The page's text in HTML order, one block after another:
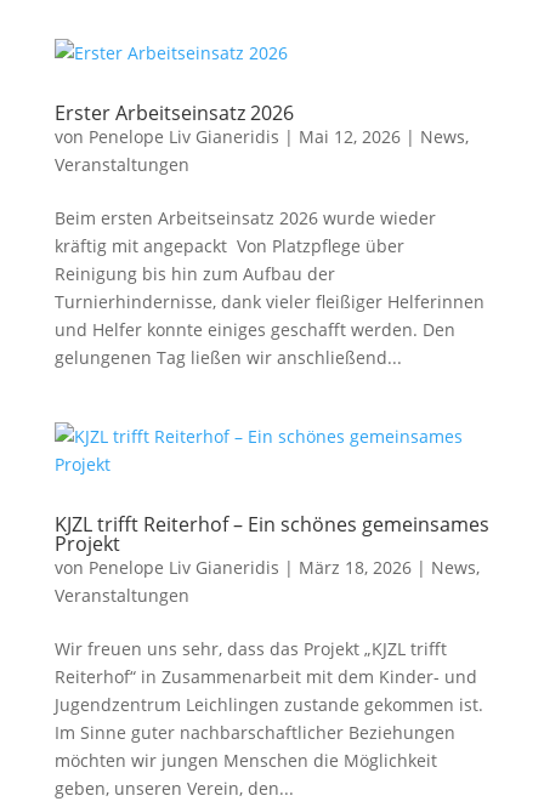
Erster Arbeitseinsatz 2026
von Penelope Liv Gianeridis | Mai 12, 2026| News,
Veranstaltungen
Beim ersten Arbeitseinsatz 2026 wurde wieder
kräftig mit angepackt Von Platzpflege über
Reinigung bis hin zum Aufbau der
Turnierhindernisse, dank vieler fleißiger Helferinnen
und Helfer konnte einiges geschafft werden. Den
gelungenen Tag ließen wir anschließend...
KJZL trifft Reiterhof – Ein schönes gemeinsames
Projekt
von Penelope Liv Gianeridis | März 18, 2026| News,
Veranstaltungen
Wir freuen uns sehr, dass das Projekt „KJZL trifft
Reiterhof“ in Zusammenarbeit mit dem Kinder- und
Jugendzentrum Leichlingen zustande gekommen ist.
Im Sinne guter nachbarschaftlicher Beziehungen
möchten wir jungen Menschen die Möglichkeit
geben, unseren Verein, den...